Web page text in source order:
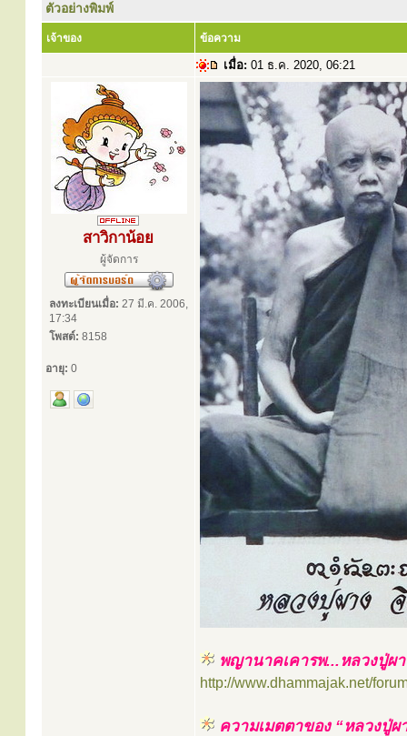
ตัวอย่างพิมพ์
เจ้าของ ข้อความ
เมื่อ: 01 ธ.ค. 2020, 06:21
สาวิกาน้อย
ผู้จัดการ
ลงทะเบียนเมื่อ: 27 มี.ค. 2006,
17:34
โพสต์: 8158
อายุ: 0
พญานาคเคารพ...หลวงปู่ผ
http://www.dhammajak.net/
ความเมตตาของ “หลวงปู่